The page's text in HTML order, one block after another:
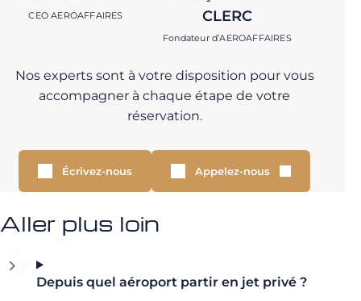
CEO AEROAFFAIRES
CLERC
Fondateur d’AEROAFFAIRES
Nos experts sont à votre disposition pour vous
accompagner à chaque étape de votre
réservation.
Écrivez-nous Appelez-nous
Aller plus loin
Depuis quel aéroport partir en jet privé ?